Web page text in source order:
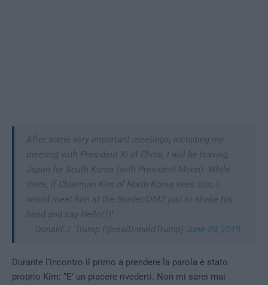
After some very important meetings, including my
meeting with President Xi of China, I will be leaving
Japan for South Korea (with President Moon). While
there, if Chairman Kim of North Korea sees this, I
would meet him at the Border/DMZ just to shake his
hand and say Hello(?)!
— Donald J. Trump (@realDonaldTrump) June 28, 2019
Durante l’incontro il primo a prendere la parola è stato
proprio Kim: “E’ un piacere rivederti. Non mi sarei mai